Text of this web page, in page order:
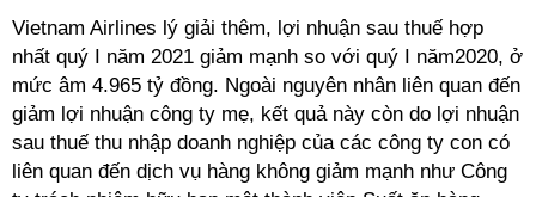
Vietnam Airlines lý giải thêm, lợi nhuận sau thuế hợp
nhất quý I năm 2021 giảm mạnh so với quý I năm2020, ở
mức âm 4.965 tỷ đồng. Ngoài nguyên nhân liên quan đến
giảm lợi nhuận công ty mẹ, kết quả này còn do lợi nhuận
sau thuế thu nhập doanh nghiệp của các công ty con có
liên quan đến dịch vụ hàng không giảm mạnh như Công